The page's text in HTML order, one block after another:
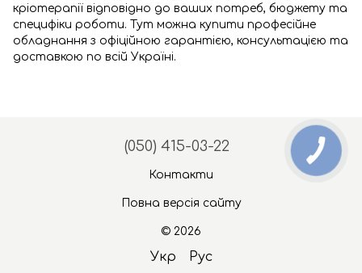
кріотерапії відповідно до ваших потреб, бюджету та
специфіки роботи. Тут можна купити професійне
обладнання з офіційною гарантією, консультацією та
доставкою по всій Україні.
(050) 415-03-22
Контакти
Повна версія сайту
© 2026
Укр Рус